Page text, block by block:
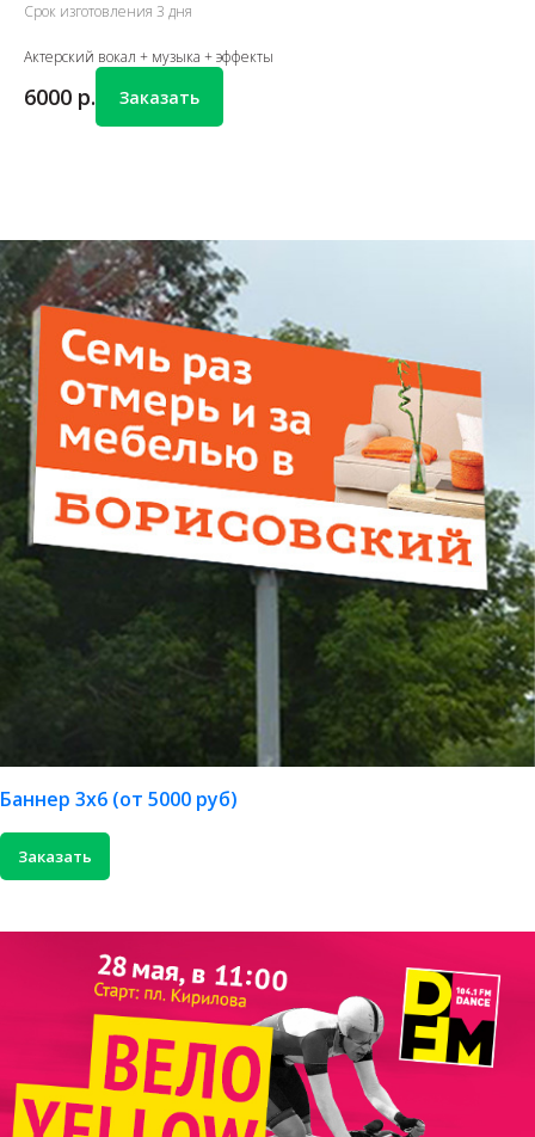
Срок изготовления 3 дня
Актерский вокал + музыка + эффекты
6000 р. Заказать
Баннер 3х6 (от 5000 руб)
Заказать